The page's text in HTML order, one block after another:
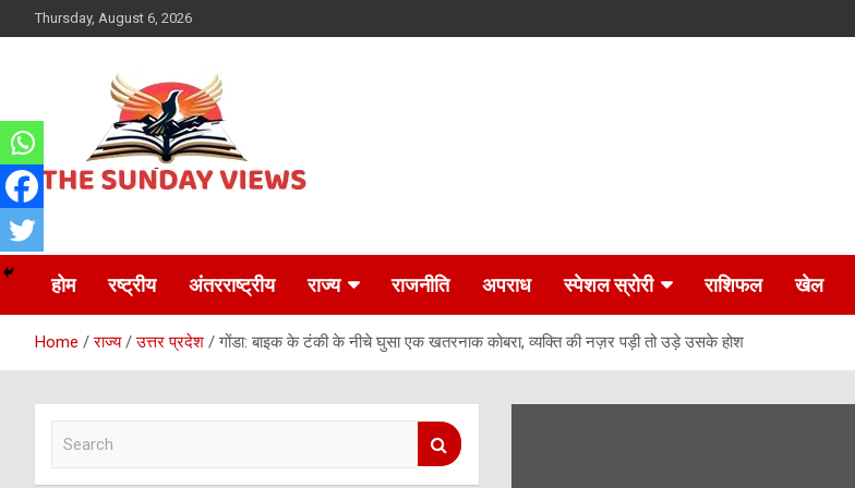
to
Thursday, August 6, 2026
The Sunday views
होम रष्ट्रीय अंतरराष्ट्रीय राज्य राजनीति अपराध स्पेशल स्रोरी राशिफल खेल
Home राज्य उत्तर प्रदेश गोंडा: बाइक के टंकी के नीचे घुसा एक खतरनाक कोबरा, व्यक्ति की नज़र पड़ी तो उड़े उसके होश